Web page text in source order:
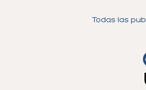
Todas las
Visa